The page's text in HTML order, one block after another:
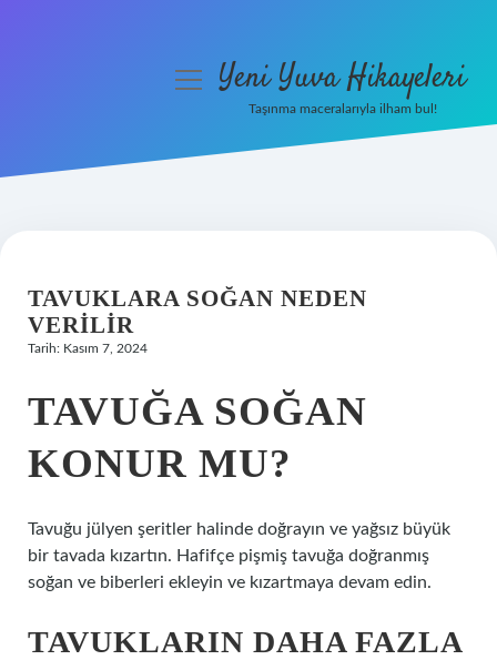
Hakkımızda
menüyüYeni Yuva Hikayeleri
Taşınma maceralarıyla ilham bul!
TAVUKLARA SOĞAN NEDEN
VERILIR
Tarih: Kasım 7, 2024
TAVUĞA SOĞAN
KONUR MU?
Tavuğu jülyen şeritler halinde doğrayın ve yağsız büyük
bir tavada kızartın. Hafifçe pişmiş tavuğa doğranmış
soğan ve biberleri ekleyin ve kızartmaya devam edin.
TAVUKLARIN DAHA FAZLA